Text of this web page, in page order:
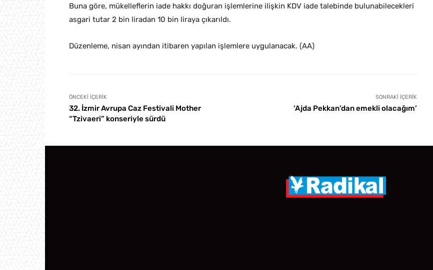
Buna göre, mükelleflerin iade hakkı doğuran işlemlerine ilişkin KDV iade talebinde bulunabilecekleri
asgari tutar 2 bin liradan 10 bin liraya çıkarıldı.
Düzenleme, nisan ayından itibaren yapılan işlemlere uygulanacak. (AA)
ÖNCEKI İÇERIK
32. İzmir Avrupa Caz Festivali Mother
“Tzivaeri” konseriyle sürdü
SONRAKI İÇERIK
‘Ajda Pekkan’dan emekli olacağım’